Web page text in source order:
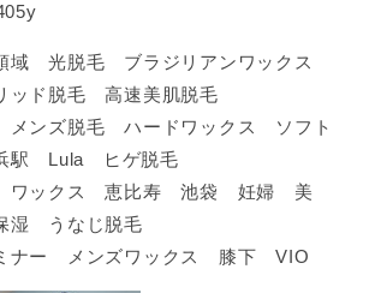
域 光脱毛 ブラジリアンワックス
ッド脱毛 高速美肌脱毛
メンズ脱毛 ハードワックス ソフト
駅 Lula ヒゲ脱毛
ワックス 恵比寿 池袋 妊婦 美
うなじ脱毛
ナー メンズワックス 膝下 VIO